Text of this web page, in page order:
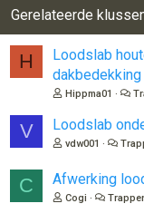
Gerelateerde
H
Loodslab
dakbedekking
Hippma01
V Loodslab
vdw001
C Afwerking
Cogi